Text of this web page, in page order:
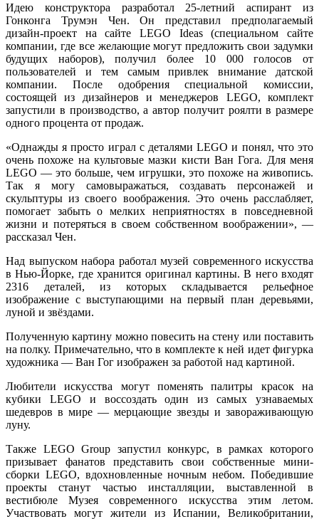
Идею конструктора разработал 25-летний аспирант из
Гонконга Трумэн Чен. Он представил предполагаемый
дизайн-проект на сайте LEGO Ideas (специальном сайте
компании, где все желающие могут предложить свои задумки
будущих наборов), получил более 10 000 голосов от
пользователей и тем самым привлек внимание датской
компании. После одобрения специальной комиссии,
состоящей из дизайнеров и менеджеров LEGO, комплект
запустили в производство, а автор получит роялти в размере
одного процента от продаж.
«Однажды я просто играл с деталями LEGO и понял, что это
очень похоже на культовые мазки кисти Ван Гога. Для меня
LEGO — это больше, чем игрушки, это похоже на живопись.
Так я могу самовыражаться, создавать персонажей и
скульптуры из своего воображения. Это очень расслабляет,
помогает забыть о мелких неприятностях в повседневной
жизни и потеряться в своем собственном воображении», —
рассказал Чен.
Над выпуском набора работал музей современного искусства
в Нью-Йорке, где хранится оригинал картины. В него входят
2316 деталей, из которых складывается рельефное
изображение с выступающими на первый план деревьями,
луной и звёздами.
Полученную картину можно повесить на стену или поставить
на полку. Примечательно, что в комплекте к ней идет фигурка
художника — Ван Гог изображен за работой над картиной.
Любители искусства могут поменять палитры красок на
кубики LEGO и воссоздать один из самых узнаваемых
шедевров в мире — мерцающие звезды и завораживающую
луну.
Также LEGO Group запустил конкурс, в рамках которого
призывает фанатов представить свои собственные мини-
сборки LEGO, вдохновленные ночным небом. Победившие
проекты станут частью инсталляции, выставленной в
вестибюле Музея современного искусства этим летом.
Участвовать могут жители из Испании, Великобритании,